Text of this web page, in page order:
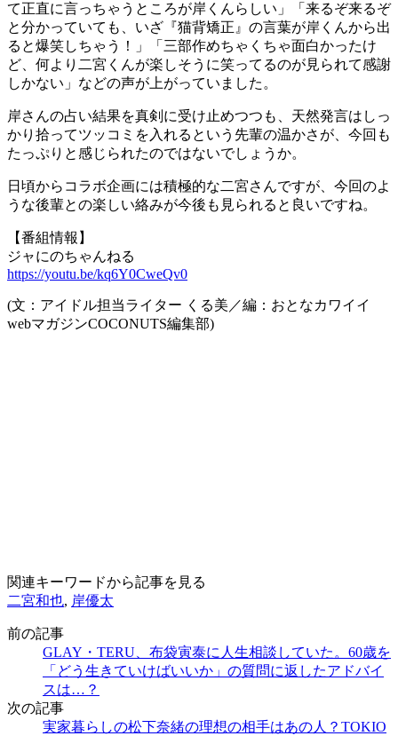
て正直に言っちゃうところが岸くんらしい」「来るぞ来るぞ
と分かっていても、いざ『猫背矯正』の言葉が岸くんから出
ると爆笑しちゃう！」「三部作めちゃくちゃ面白かったけ
ど、何より二宮くんが楽しそうに笑ってるのが見られて感謝
しかない」などの声が上がっていました。
岸さんの占い結果を真剣に受け止めつつも、天然発言はしっ
かり拾ってツッコミを入れるという先輩の温かさが、今回も
たっぷりと感じられたのではないでしょうか。
日頃からコラボ企画には積極的な二宮さんですが、今回のよ
うな後輩との楽しい絡みが今後も見られると良いですね。
【番組情報】
ジャにのちゃんねる
https://youtu.be/kq6Y0CweQv0
(文：アイドル担当ライター くる美／編：おとなカワイイ
webマガジンCOCONUTS編集部)
関連キーワードから記事を見る
二宮和也, 岸優太
前の記事
GLAY・TERU、布袋寅泰に人生相談していた。60歳を
「どう生きていけばいいか」の質問に返したアドバイ
スは…？
次の記事
実家暮らしの松下奈緒の理想の相手はあの人？TOKIO